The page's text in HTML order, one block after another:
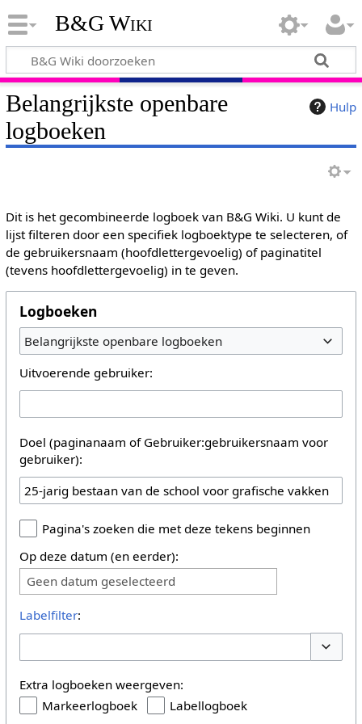
B&G Wiki
Hulp
Belangrijkste openbare
logboeken
Dit is het gecombineerde logboek van B&G Wiki. U kunt de
lijst filteren door een specifiek logboektype te selecteren, of
de gebruikersnaam (hoofdlettergevoelig) of paginatitel
(tevens hoofdlettergevoelig) in te geven.
Logboeken
Belangrijkste openbare logboeken
Uitvoerende gebruiker:
Doel (paginanaam of Gebruiker:gebruikersnaam voor
gebruiker):
Pagina's zoeken die met deze tekens beginnen
Op deze datum (en eerder):
Geen datum geselecteerd
Labelfilter:
Extra logboeken weergeven:
Markeerlogboek
Labellogboek